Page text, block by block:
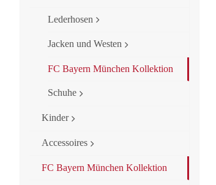
Lederhosen
Jacken und Westen
FC Bayern München Kollektion
Schuhe
Kinder
Accessoires
FC Bayern München Kollektion